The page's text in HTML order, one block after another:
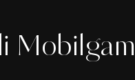
Mobilgam